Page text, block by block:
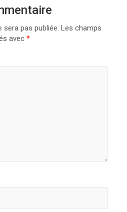
pas publiée. Les champs
avec *